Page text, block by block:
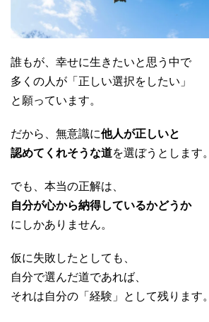
誰もが、幸せに生きたいと思う中で
多くの人が「正しい選択をしたい」
と願っています。
だから、無意識に他人が正しいと
認めてくれそうな道を選ぼうとします。
でも、本当の正解は、
自分が心から納得しているかどうか
にしかありません。
仮に失敗したとしても、
自分で選んだ道であれば、
それは自分の「経験」として残ります。